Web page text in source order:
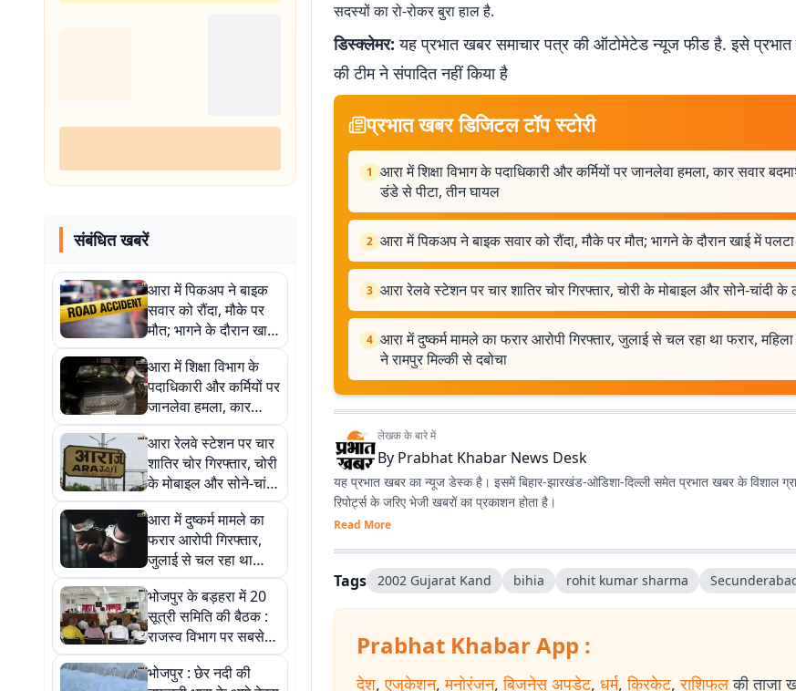
संबंधित खबरें
आरा में पिकअप ने बाइक
सवार को रौंदा, मौके पर
मौत; भागने के दौरान खाई
में पलटा वाहन
आरा में शिक्षा विभाग के
पदाधिकारी और कर्मियों पर
जानलेवा हमला, कार
सवार बदमाशों ने लाठी-
डंडे से पीटा, तीन घायल
आरा रेलवे स्टेशन पर चार
शातिर चोर गिरफ्तार, चोरी
के मोबाइल और सोने-चांदी
के लॉकेट बरामद
आरा में दुष्कर्म मामले का
फरार आरोपी गिरफ्तार,
जुलाई से चल रहा था
फरार, महिला थाना पुलिस
ने रामपुर मिल्की से दबोचा
भोजपुर के बड़हरा में 20
सूत्री समिति की बैठक :
राजस्व विभाग पर सबसे
ज्यादा नाराजगी, राशन
और स्वास्थ्य सेवाओं पर
भोजपुर : छेर नदी की
सदस्यों का रो-रोकर बुरा हाल है.
डिस्क्लेमर: यह प्रभात खबर समाचार पत्र की ऑटोमेटेड न्यूज फीड है. इसे
की टीम ने संपादित नहीं किया है
प्रभात खबर डिजिटल टॉप स्टोरी
1 आरा में शिक्षा विभाग के पदाधिकारी और कर्मियों पर जानलेवा हमला, कार सवार
डंडे से पीटा, तीन घायल
2 आरा में पिकअप ने बाइक सवार को रौंदा, मौके पर मौत; भागने के दौरान खाई में
3 आरा रेलवे स्टेशन पर चार शातिर चोर गिरफ्तार, चोरी के मोबाइल और सोने-चांदी के
4 आरा में दुष्कर्म मामले का फरार आरोपी गिरफ्तार, जुलाई से चल रहा था फरार,
ने रामपुर मिल्की से दबोचा
लेखक के बारे में
By Prabhat Khabar News Desk
यह प्रभात खबर का न्यूज डेस्क है। इसमें बिहार-झारखंड-ओडिशा-दिल्‍ली समेत प्रभात खबर के विशाल
रिपोर्ट्स के जरिए भेजी खबरों का प्रकाशन होता है।
Read More
Tags 2002 Gujarat Kand bihia rohit kumar sharma
Prabhat Khabar App :
देश, एजुकेशन, मनोरंजन, बिजनेस अपडेट, धर्म, क्रिकेट, राशिफल की ताजा